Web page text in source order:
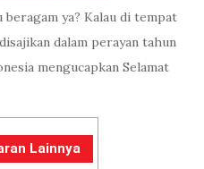
ya? Kalau di tempat
dalam perayan tahun
mengucapkan Selamat
Lainnya